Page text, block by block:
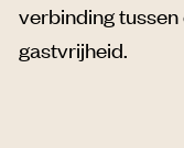
verbinding
gastvrijheid.